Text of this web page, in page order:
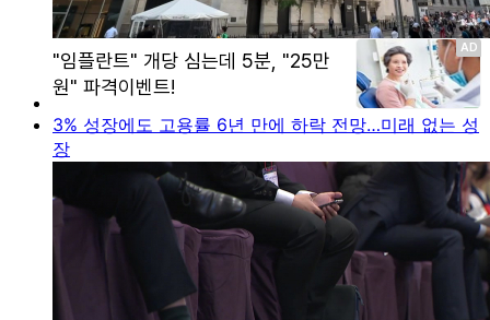
3% 성장에도 고용률 6년 만에 하락 전망…미래 없는 성
장